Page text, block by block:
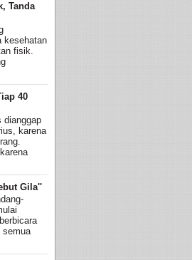
Tanda
kesehatan
fisik.
40
dianggap
karena
Gila''
semua